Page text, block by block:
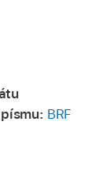
BRF